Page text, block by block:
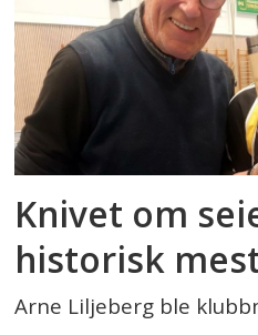
Knivet om
historisk
Arne Liljeberg ble